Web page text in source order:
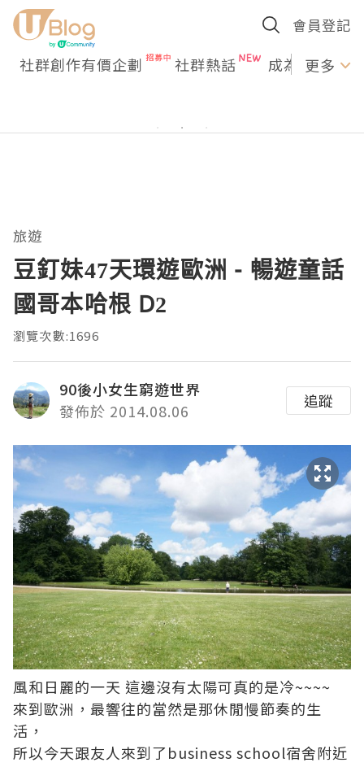
會員登記
社群創作有價企劃 社群熱話 成為U更多
旅遊
豆釘妹47天環遊歐洲 - 暢遊童話
國哥本哈根 D2
瀏覽次數:1696
90後小女生窮遊世界
發佈於 2014.08.06
追蹤
風和日麗的一天 這邊沒有太陽可真的是冷~~~~
來到歐洲，最響往的當然是那休閒慢節奏的生
活，
所以今天跟友人來到了business school宿舍附近